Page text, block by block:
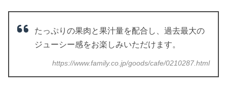
たっぷりの果肉と果汁量を配合し、過去最大の
ジューシー感をお楽しみいただけます。
https://www.family.co.jp/goods/cafe/0210287.html